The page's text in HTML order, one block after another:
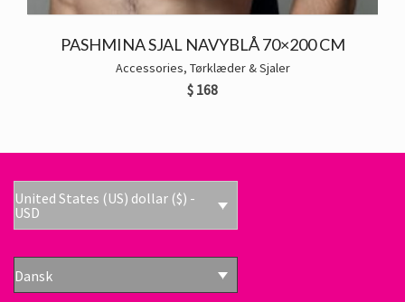
PASHMINA SJAL NAVYBLÅ 70×200 CM
Accessories, Tørklæder & Sjaler
$ 168
United States (US) dollar ($) -
USD
Dansk